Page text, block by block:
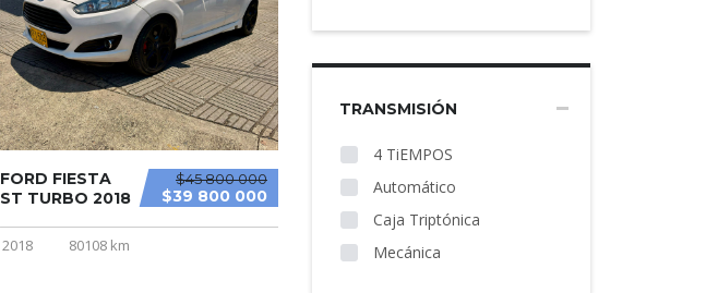
TRANSMISIÓN
4 TiEMPOS
Automático
Caja Triptónica
Mecánica
$45 800 000
$39 800 000
FORD FIESTA
ST TURBO 2018
2018 80108 km